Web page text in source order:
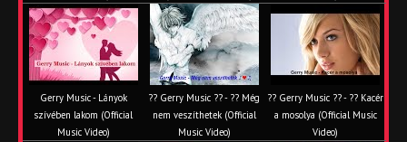
Gerry Music - Lányok
szívében lakom (Official
Music Video)
?? Gerry Music ?? - ?? Még
nem veszíthetek (Official
Music Video)
?? Gerry Music ?? - ?? Kacér
a mosolya (Official Music
Video)